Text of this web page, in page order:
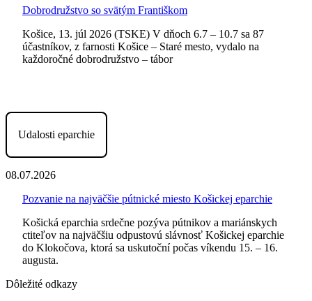
Dobrodružstvo so svätým Františkom
Košice, 13. júl 2026 (TSKE) V dňoch 6.7 – 10.7 sa 87
účastníkov, z farnosti Košice – Staré mesto, vydalo na
každoročné dobrodružstvo – tábor
Udalosti eparchie
08.07.2026
Pozvanie na najväčšie pútnické miesto Košickej eparchie
Košická eparchia srdečne pozýva pútnikov a mariánskych
ctiteľov na najväčšiu odpustovú slávnosť Košickej eparchie
do Klokočova, ktorá sa uskutoční počas víkendu 15. – 16.
augusta.
Dôležité odkazy